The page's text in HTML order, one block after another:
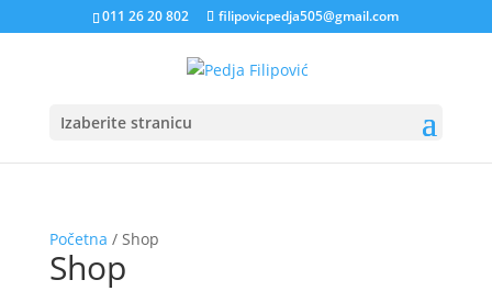
011 26 20 802 filipovicpedja505@gmail.com
Izaberite stranicu
Početna / Shop
Shop